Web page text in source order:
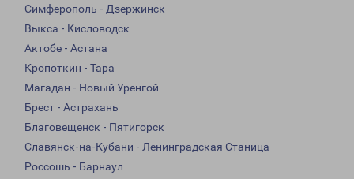
Симферополь - Дзержинск
Выкса - Кисловодск
Актобе - Астана
Кропоткин - Тара
Магадан - Новый Уренгой
Брест - Астрахань
Благовещенск - Пятигорск
Славянск-на-Кубани - Ленинградская Станица
Россошь - Барнаул